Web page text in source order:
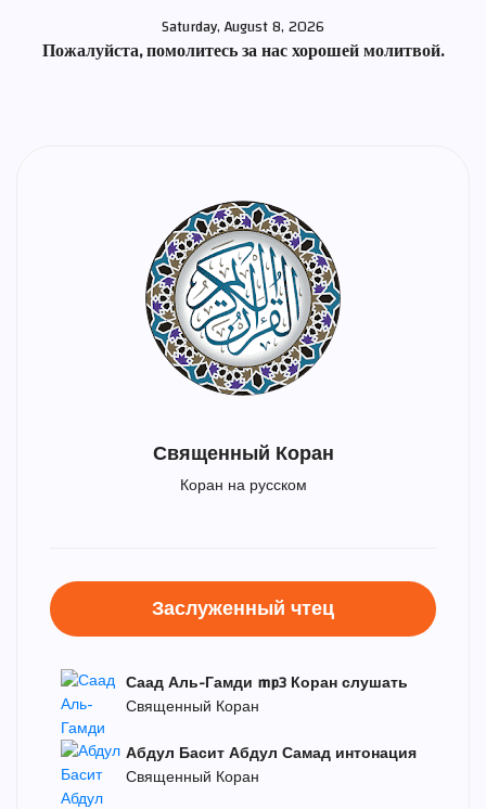
Saturday, August 8, 2026
Пожалуйста, помолитесь за нас хорошей молитвой.
Священный Коран
Коран на русском
Заслуженный чтец
Саад Аль-Гамди mp3 Коран слушать
Священный Коран
Абдул Басит Абдул Самад интонация
Священный Коран